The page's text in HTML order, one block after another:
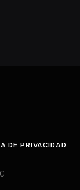
DE PRIVACIDAD